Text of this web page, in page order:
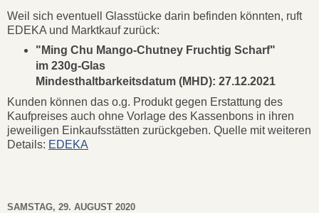
Weil sich eventuell Glasstücke darin befinden könnten, ruft
EDEKA und Marktkauf zurück:
"Ming Chu Mango-Chutney Fruchtig Scharf"
im 230g-Glas
Mindesthaltbarkeitsdatum (MHD): 27.12.2021
Kunden können das o.g. Produkt gegen Erstattung des
Kaufpreises auch ohne Vorlage des Kassenbons in ihren
jeweiligen Einkaufsstätten zurückgeben. Quelle mit weiteren
Details: EDEKA
SAMSTAG, 29. AUGUST 2020